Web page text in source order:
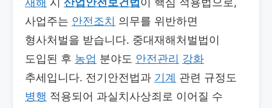
사업주는 안전조치 의무를 위반하면
형사처벌을 받습니다. 중대재해처벌법이
도입된 후 농업 분야도 안전관리 강화
추세입니다. 전기안전법과 기계 관련 규정도
병행 적용되어 과실치사상죄로 이어질 수